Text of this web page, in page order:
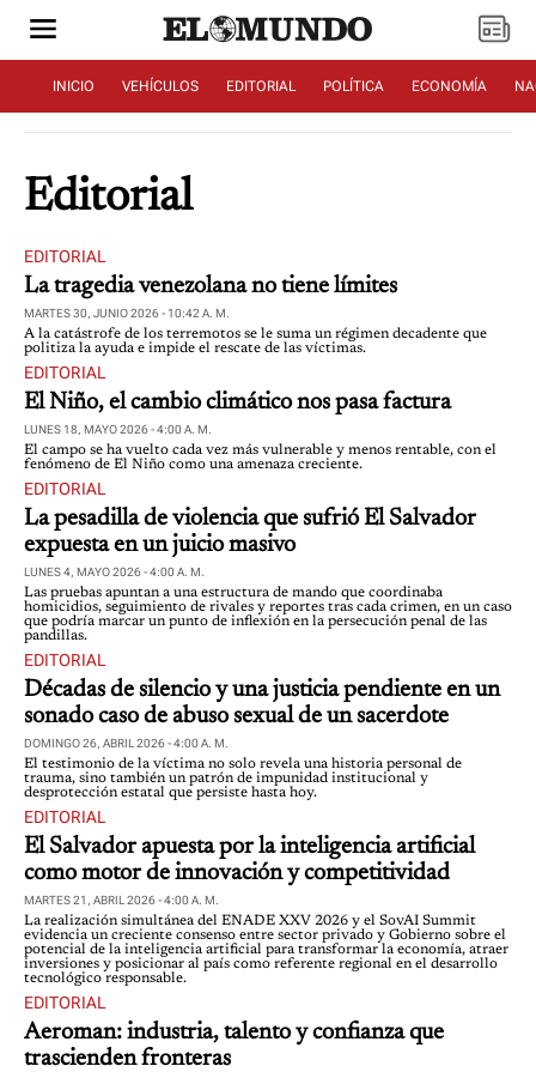
INICIO VEHÍCULOS EDITORIAL POLÍTICA ECONOMÍA
Editorial
EDITORIAL
La tragedia venezolana no tiene límites
MARTES 30, JUNIO 2026 - 10:42 A. M.
A la catástrofe de los terremotos se le suma un régimen decadente que
politiza la ayuda e impide el rescate de las víctimas.
EDITORIAL
El Niño, el cambio climático nos pasa factura
LUNES 18, MAYO 2026 - 4:00 A. M.
El campo se ha vuelto cada vez más vulnerable y menos rentable, con el
fenómeno de El Niño como una amenaza creciente.
EDITORIAL
La pesadilla de violencia que sufrió El Salvador
expuesta en un juicio masivo
LUNES 4, MAYO 2026 - 4:00 A. M.
Las pruebas apuntan a una estructura de mando que coordinaba
homicidios, seguimiento de rivales y reportes tras cada crimen, en un caso
que podría marcar un punto de inflexión en la persecución penal de las
pandillas.
EDITORIAL
Décadas de silencio y una justicia pendiente en un
sonado caso de abuso sexual de un sacerdote
DOMINGO 26, ABRIL 2026 - 4:00 A. M.
El testimonio de la víctima no solo revela una historia personal de
trauma, sino también un patrón de impunidad institucional y
desprotección estatal que persiste hasta hoy.
EDITORIAL
El Salvador apuesta por la inteligencia artificial
como motor de innovación y competitividad
MARTES 21, ABRIL 2026 - 4:00 A. M.
La realización simultánea del ENADE XXV 2026 y el SovAI Summit
evidencia un creciente consenso entre sector privado y Gobierno sobre el
potencial de la inteligencia artificial para transformar la economía, atraer
inversiones y posicionar al país como referente regional en el desarrollo
tecnológico responsable.
EDITORIAL
Aeroman: industria, talento y confianza que
trascienden fronteras